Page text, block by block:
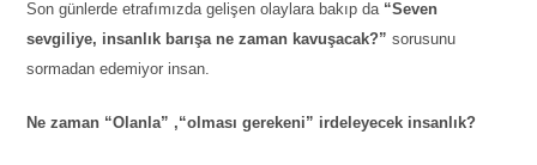
Son günlerde etrafımızda gelişen olaylara bakıp da “Seven
sevgiliye, insanlık barışa ne zaman kavuşacak?”sorusunu
sormadan edemiyor insan.
Ne zaman “Olanla” ,“olması gerekeni” irdeleyecek insanlık?